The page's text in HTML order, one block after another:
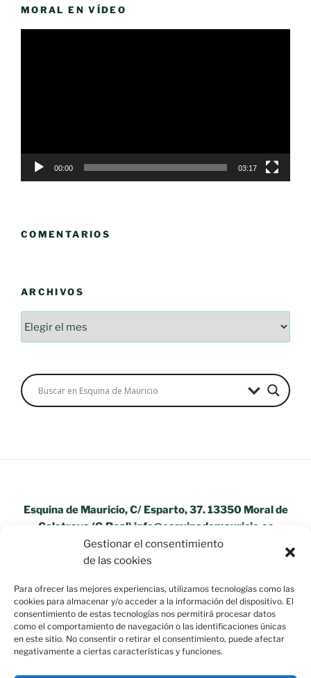
Gestionar el consentimiento
de las cookies
Para ofrecer las mejores experiencias, utilizamos tecnologías como las
cookies para almacenar y/o acceder a la información del dispositivo. El
consentimiento de estas tecnologías nos permitirá procesar datos
como el comportamiento de navegación o las identificaciones únicas
en este sitio. No consentir o retirar el consentimiento, puede afectar
negativamente a ciertas características y funciones.
MORAL EN VÍDEO
00:00 03:17
COMENTARIOS
ARCHIVOS
Esquina de Mauricio, C/ Esparto, 37. 13350 Moral de
Calatrava (C.Real) info@esquinademauricio.es
«Aviso Legal»